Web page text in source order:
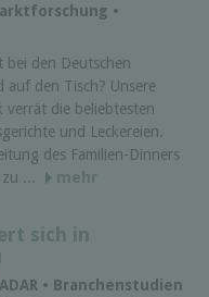
•
bei den Deutschen
auf den Tisch? Unsere
verrät die beliebtesten
und Leckereien.
des Familien-Dinners
...
mehr
sich in
• Branchenstudien